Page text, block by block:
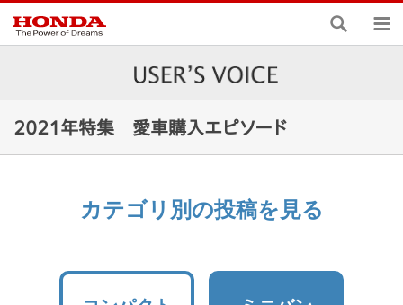
2021年特集 愛車購入エピソード
カテゴリ別の投稿を見る